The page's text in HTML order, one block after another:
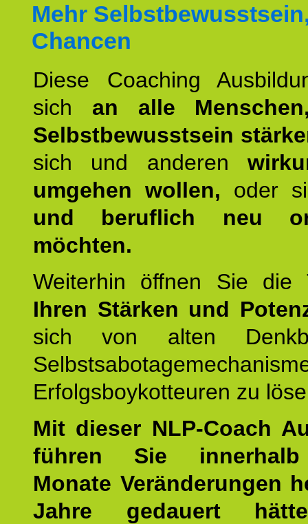
Mehr
Chancen
Diese Coaching
sich an alle
Selbstbewusstsein
sich und anderen
umgehen wollen, oder
und beruflich neu
möchten.
Weiterhin öffnen Sie
Ihren Stärken und
sich von alten
Erfolgsboykotteuren zu
Mit dieser NLP-Coach
führen Sie
Monate Veränderungen
Jahre gedauert